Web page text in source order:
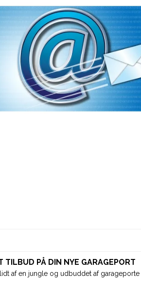
TILBUD PÅ DIN NYE GARAGEPORT
af en jungle og udbuddet af